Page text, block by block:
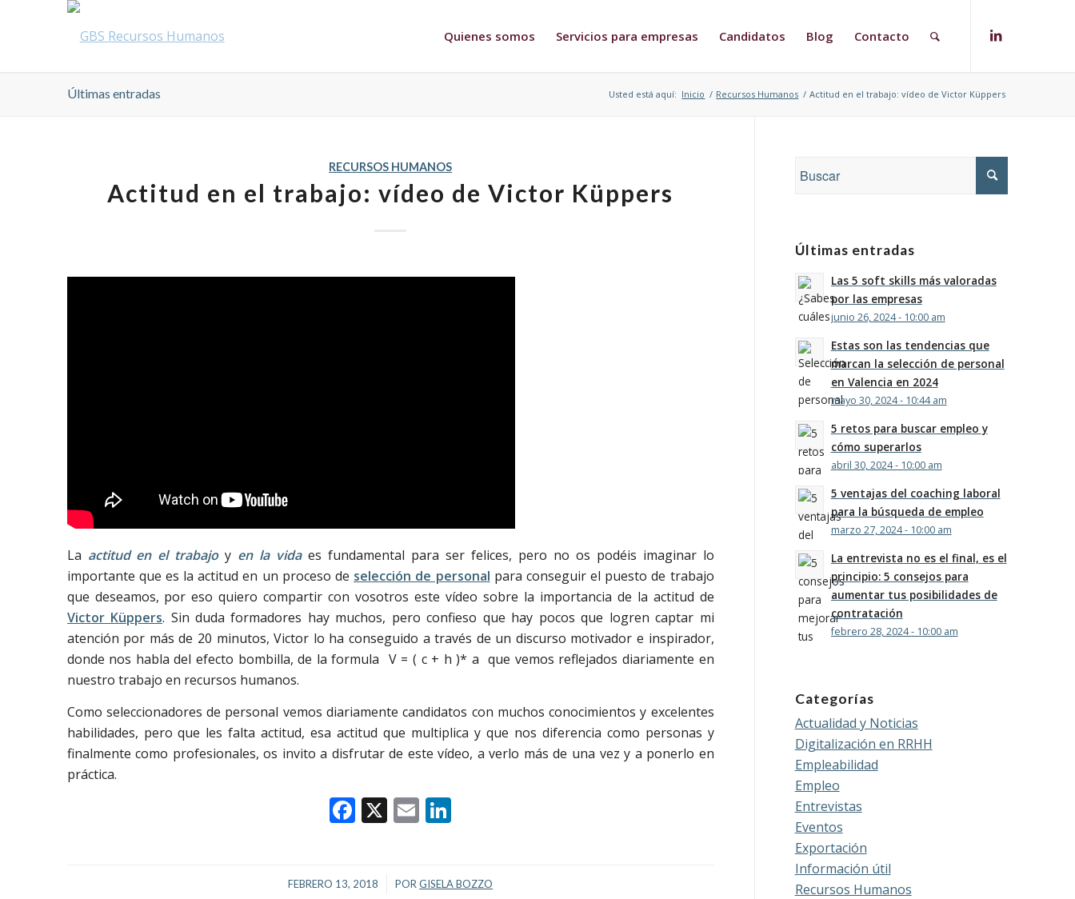
Quienes somos Servicios para empresas Candidatos Blog Contacto
Últimas entradas Usted está aquí: Inicio / Recursos Humanos / Actitud en el trabajo: vídeo de Victor Küppers
RECURSOS HUMANOS
Actitud en el trabajo: vídeo de Victor Küppers
La actitud en el trabajoy en la vidaes fundamental para ser felices, pero no os podéis imaginar lo
importante que es la actitud en un proceso de selección de personal para conseguir el puesto de trabajo
que deseamos, por eso quiero compartir con vosotros este vídeo sobre la importancia de la actitud de
Victor Küppers. Sin duda formadores hay muchos, pero confieso que hay pocos que logren captar mi
atención por más de 20 minutos, Victor lo ha conseguido a través de un discurso motivador e inspirador,
donde nos habla del efecto bombilla, de la formula V = ( c + h )* a que vemos reflejados diariamente en
nuestro trabajo en recursos humanos.
Como seleccionadores de personal vemos diariamente candidatos con muchos conocimientos y excelentes
habilidades, pero que les falta actitud, esa actitud que multiplica y que nos diferencia como personas y
finalmente como profesionales, os invito a disfrutar de este vídeo, a verlo más de una vez y a ponerlo en
práctica.
Facebook
X Email
FEBRERO 13, 2018
/ PORGISELA BOZZO
Últimas entradas
Las 5 soft skills más valoradas
por las empresas
junio 26, 2024 - 10:00 am
Estas son las tendencias que
marcan la selección de personal
en Valencia en 2024
mayo 30, 2024 - 10:44 am
5 retos para buscar empleo y
cómo superarlos
abril 30, 2024 - 10:00 am
5 ventajas del coaching laboral
para la búsqueda de empleo
marzo 27, 2024 - 10:00 am
La entrevista no es el final, es el
principio: 5 consejos para
aumentar tus posibilidades de
contratación
febrero 28, 2024 - 10:00 am
Categorías
Actualidad y Noticias
Digitalización en RRHH
Empleabilidad
Empleo
Entrevistas
Eventos
Exportación
Información útil
Recursos Humanos